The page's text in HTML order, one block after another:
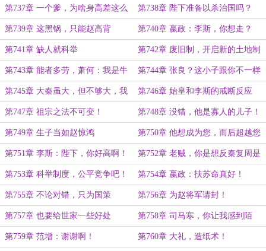
第737章 一个爹，为啥身高差这么
多？
第738章 陛下准备以杀治国吗？
第739章 这黑锅，只能赵高背 第740章 嬴政：李斯，你想走？
第741章 缺人就科举 第742章 废旧制，开启新的土地制
度
第743章 能者多劳，萧何：我是牛
马？
第744章 张良？这小子跟你不一样
第745章 大秦虽大，但不够大，我
之野心，不止于此
第746章 始皇和李斯的戒断反应
第747章 祖宗之法不可变！ 第748章 没错，他是寡人的儿子！
第749章 生子当如赵惊鸿 第750章 他想成为您，而后超越您
啊！
第751章 李斯：陛下，你好高啊！ 第752章 老贼，你是想反秦复周是
吧！
第753章 科举制度，公平竞争吧！ 第754章 嬴政：扶苏命真好！
第755章 不论对错，只为国策 第756章 为赵将军请封！
第757章 也要给世家一些好处 第758章 司马寒，你让我感到陌
生！
第759章 范增：谢谢啊！ 第760章 大礼，造纸术！